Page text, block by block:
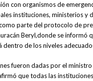
con organismos de
instituciones, ministerios y
parte del protocolo de
Beryl,donde se informó
dentro de los niveles
fueron dadas por el
que todas las